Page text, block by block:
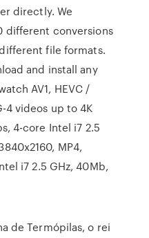
directly. We
different conversions
file formats.
and install any
AV1, HEVC /
4 videos up to 4K
4-core Intel i7 2.5
MP4,
i7 2.5 GHz, 40Mb,
de Termópilas, o rei